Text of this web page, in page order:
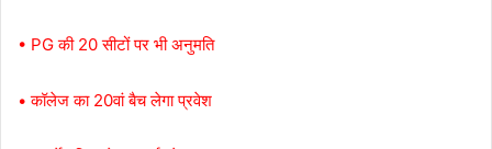
• PG की 20 सीटों पर भी अनुमति
• कॉलेज का 20वां बैच लेगा प्रवेश